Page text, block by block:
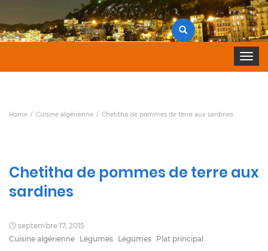
Search
for:
Toggle
Home Cuisine algérienne Chetitha de pommes de terre aux sardines
Chetitha de pommes de terre aux
sardines
septembre 17, 2015
Cuisine algérienne Légumes Légumes Plat principal